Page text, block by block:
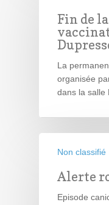
Fin de
La
organisée
dans la salle
Non classifié
Alerte
Episode